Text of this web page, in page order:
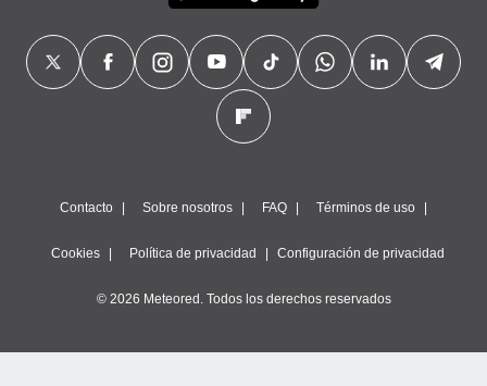
Contacto Sobre nosotros FAQ Términos de uso
Cookies Política de privacidad Configuración de privacidad
© 2026 Meteored. Todos los derechos reservados